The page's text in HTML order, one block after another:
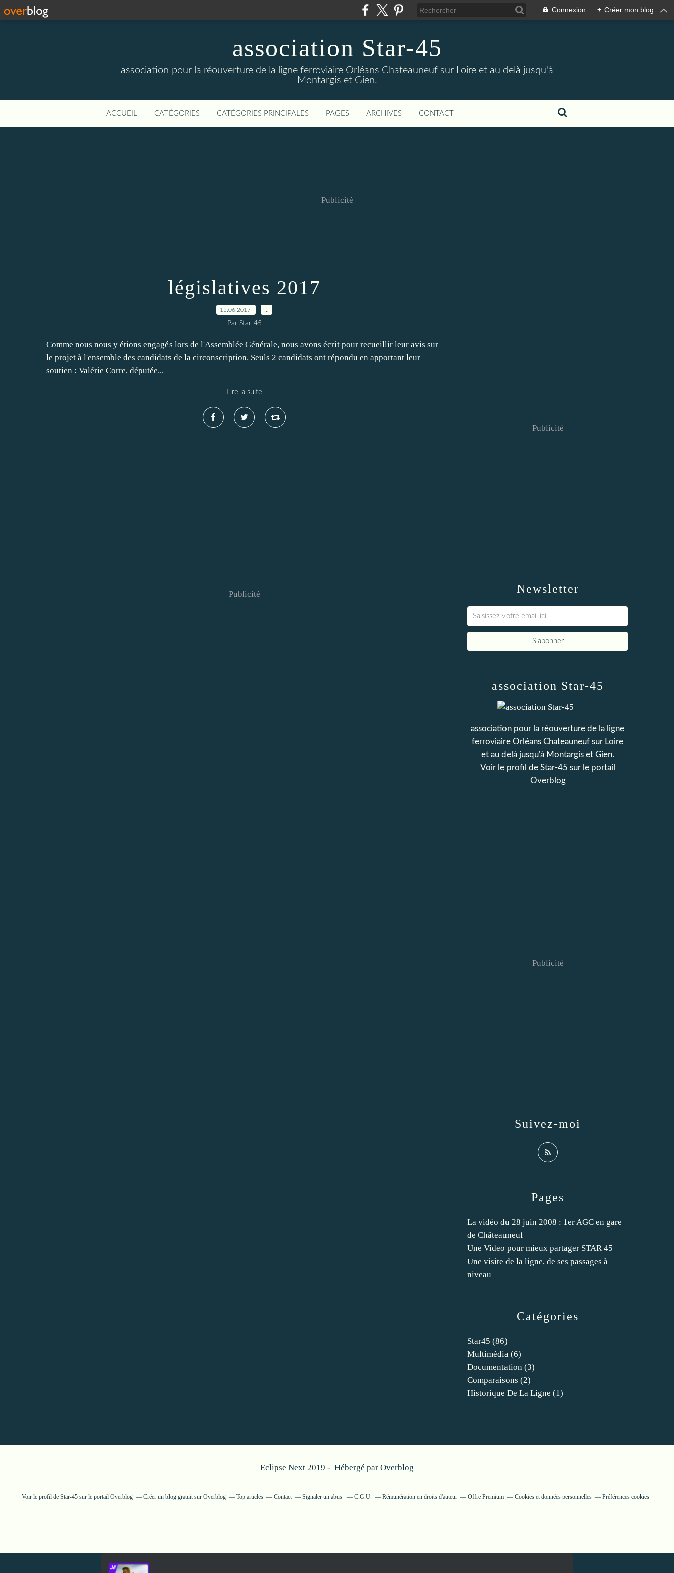
Connexion + Créer mon blog
association Star-45
association pour la réouverture de la ligne ferroviaire Orléans Chateauneuf sur Loire et au delà jusqu'à
Montargis et Gien.
ACCUEIL CATÉGORIES CATÉGORIES PRINCIPALES PAGES ARCHIVES CONTACT
Publicité
législatives 2017
15.06.2017
Par Star-45
Comme nous nous y étions engagés lors de l'Assemblée Générale, nous avons écrit pour recueillir leur avis sur
le projet à l'ensemble des candidats de la circonscription. Seuls 2 candidats ont répondu en apportant leur
soutien : Valérie Corre, députée...
Lire la suite
Publicité Newsletter
Publicité
Catégories
Star45 (86)
Multimédia (6)
Documentation (3)
Comparaisons (2)
Historique De La Ligne (1)
Pages
La vidéo du 28 juin 2008 : 1er AGC en gare
de Châteauneuf
Une Video pour mieux partager STAR 45
Une visite de la ligne, de ses passages à
niveau
association Star-45
association pour la réouverture de la ligne
ferroviaire Orléans Chateauneuf sur Loire
et au delà jusqu'à Montargis et Gien.
Voir le profil de Star-45 sur le portail
Overblog
Suivez-moi
Publicité
Eclipse Next 2019 - Hébergé par Overblog
Voir le profil de Star-45 sur le portail Overblog Créer un blog gratuit sur Overblog Top articles Contact Signaler un abus C.G.U. Rémunération en droits d'auteur Offre Premium Cookies et données personnelles Préférences cookies